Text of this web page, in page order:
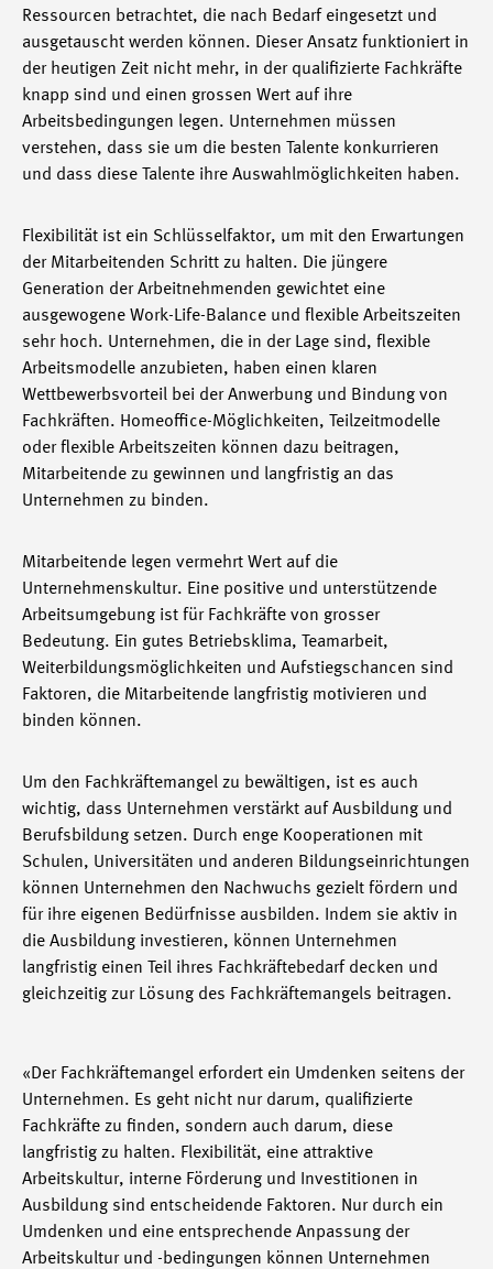
Ressourcen betrachtet, die nach Bedarf eingesetzt und
ausgetauscht werden können. Dieser Ansatz funktioniert in
der heutigen Zeit nicht mehr, in der qualifizierte Fachkräfte
knapp sind und einen grossen Wert auf ihre
Arbeitsbedingungen legen. Unternehmen müssen
verstehen, dass sie um die besten Talente konkurrieren
und dass diese Talente ihre Auswahlmöglichkeiten haben.
Flexibilität ist ein Schlüsselfaktor, um mit den Erwartungen
der Mitarbeitenden Schritt zu halten. Die jüngere
Generation der Arbeitnehmenden gewichtet eine
ausgewogene Work-Life-Balance und flexible Arbeitszeiten
sehr hoch. Unternehmen, die in der Lage sind, flexible
Arbeitsmodelle anzubieten, haben einen klaren
Wettbewerbsvorteil bei der Anwerbung und Bindung von
Fachkräften. Homeoffice-Möglichkeiten, Teilzeitmodelle
oder flexible Arbeitszeiten können dazu beitragen,
Mitarbeitende zu gewinnen und langfristig an das
Unternehmen zu binden.
Mitarbeitende legen vermehrt Wert auf die
Unternehmenskultur. Eine positive und unterstützende
Arbeitsumgebung ist für Fachkräfte von grosser
Bedeutung. Ein gutes Betriebsklima, Teamarbeit,
Weiterbildungsmöglichkeiten und Aufstiegschancen sind
Faktoren, die Mitarbeitende langfristig motivieren und
binden können.
Um den Fachkräftemangel zu bewältigen, ist es auch
wichtig, dass Unternehmen verstärkt auf Ausbildung und
Berufsbildung setzen. Durch enge Kooperationen mit
Schulen, Universitäten und anderen Bildungseinrichtungen
können Unternehmen den Nachwuchs gezielt fördern und
für ihre eigenen Bedürfnisse ausbilden. Indem sie aktiv in
die Ausbildung investieren, können Unternehmen
langfristig einen Teil ihres Fachkräftebedarf decken und
gleichzeitig zur Lösung des Fachkräftemangels beitragen.
«Der Fachkräftemangel erfordert ein Umdenken seitens der
Unternehmen. Es geht nicht nur darum, qualifizierte
Fachkräfte zu finden, sondern auch darum, diese
langfristig zu halten. Flexibilität, eine attraktive
Arbeitskultur, interne Förderung und Investitionen in
Ausbildung sind entscheidende Faktoren. Nur durch ein
Umdenken und eine entsprechende Anpassung der
Arbeitskultur und -bedingungen können Unternehmen